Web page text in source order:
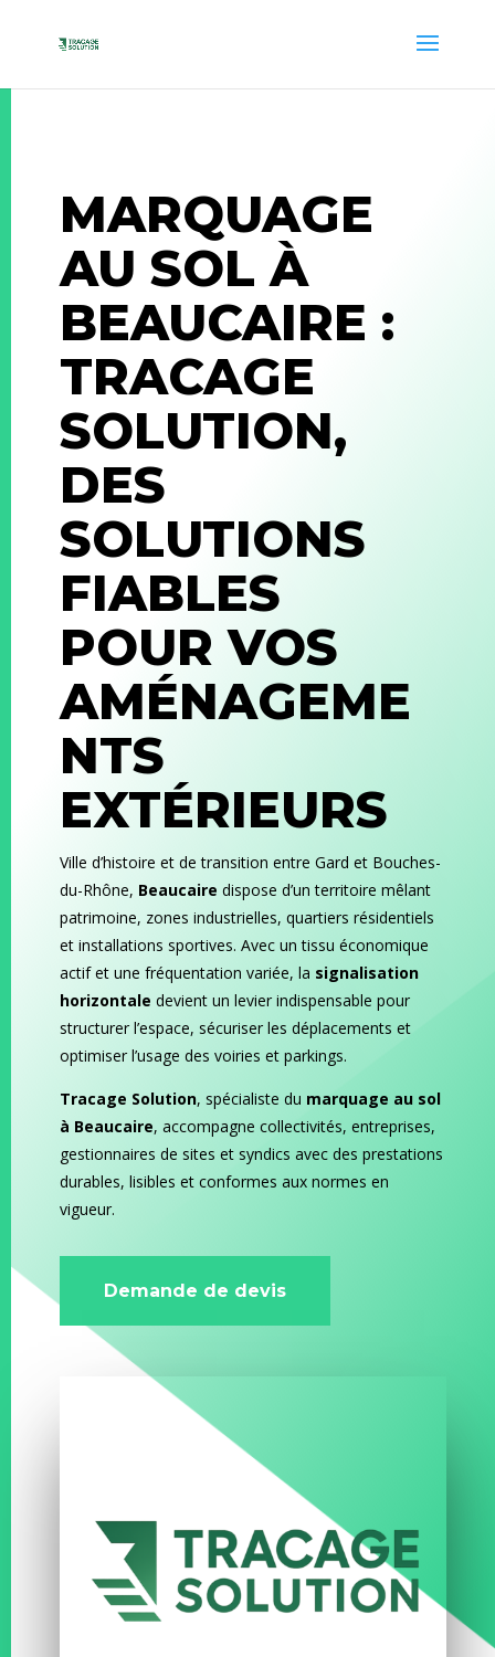
MARQUAGE
AU SOL À
BEAUCAIRE :
TRACAGE
SOLUTION,
DES
SOLUTIONS
FIABLES
POUR VOS
AMÉNAGEME
NTS
EXTÉRIEURS
Ville d’histoire et de transition entre Gard et Bouches-
du-Rhône, Beaucaire dispose d’un territoire mêlant
patrimoine, zones industrielles, quartiers résidentiels
et installations sportives. Avec un tissu économique
actif et une fréquentation variée, la signalisation
horizontale devient un levier indispensable pour
structurer l’espace, sécuriser les déplacements et
optimiser l’usage des voiries et parkings.
Tracage Solution, spécialiste du marquage au sol
à Beaucaire, accompagne collectivités, entreprises,
gestionnaires de sites et syndics avec des prestations
durables, lisibles et conformes aux normes en
vigueur.
Demande de devis